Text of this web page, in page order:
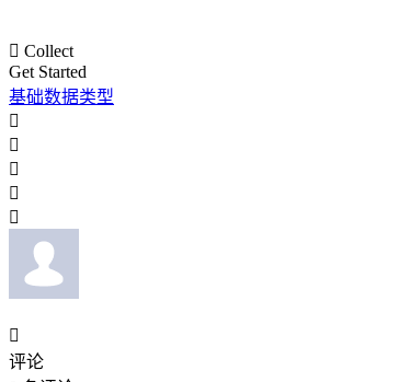
 Collect
Get Started
基础数据类型






评论